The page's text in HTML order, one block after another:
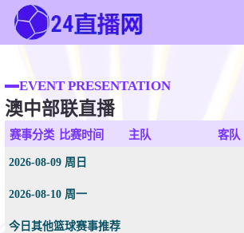
足球直播
篮球直播
足球录像
篮球新闻
EVENT PRESENTATION
澳中部联直播
赛事分类 比赛时间 主队 客队
2026-08-09 周日
2026-08-10 周一
今日其他篮球赛事推荐